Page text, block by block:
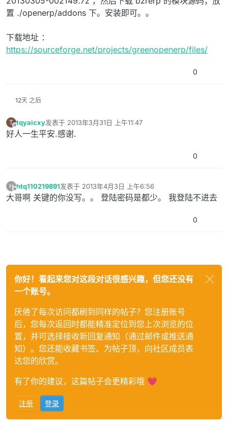
置 ./openerp/addons 下。安装即可。。
下载地址 ：
https://sourceforge.net/projects/greenopenerp/files/
0
12天 之后
T
离线
tqyaicxy发表于 2013年3月31日 上午11:47
最后由 编辑
好人一生平安.感谢.
0
H
离线
htq110219891发表于 2013年4月3日 上午6:56
最后由 编辑
大哥啊 关键的你没写。。 登陆密码是都少。 我登陆不进去
0
你好！看起来您对这段对话很感兴趣，但您还没有
一个账号。
厌倦了每次访问都刷到同样的帖子？您注册账号
后，您每次返回时都能精准定位到您上次浏览的位
置，并可选择接收新回复通知（通过邮件或推送通
知）。您还能收藏书签、为帖子顶，向社区成员表
达您的欣赏。
有了你的建议，这篇帖子会更精彩哦 💗
注册 登录